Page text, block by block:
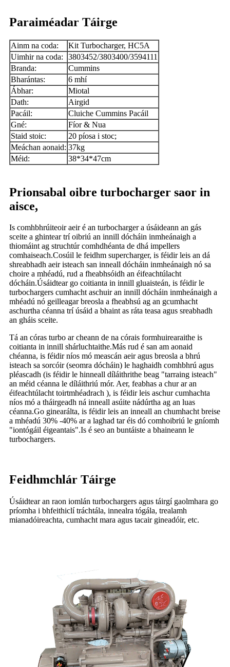
Paraiméadar Táirge
Ainm na coda:
Kit Turbocharger, HC5A
Uimhir na coda:
3803452/3803400/3594111
Branda:
Cummins
Bharántas:
6 mhí
Ábhar:
Miotal
Dath:
Airgid
Pacáil:
Cluiche Cummins Pacáil
Gné:
Fíor & Nua
Staid stoic:
20 píosa i stoc;
Meáchan aonaid: 37kg
Méid:
38*34*47cm
Prionsabal oibre turbocharger saor in
aisce,
Is comhbhrúiteoir aeir é an turbocharger a úsáideann an gás
sceite a ghintear trí oibriú an innill dócháin inmheánaigh a
thiomáint ag struchtúr comhdhéanta de dhá impellers
comhaiseach.Cosúil le feidhm supercharger, is féidir leis an dá
shreabhadh aeir isteach san inneall dócháin inmheánaigh nó sa
choire a mhéadú, rud a fheabhsóidh an éifeachtúlacht
dócháin.Úsáidtear go coitianta in innill gluaisteán, is féidir le
turbochargers cumhacht aschuir an innill dócháin inmheánaigh a
mhéadú nó geilleagar breosla a fheabhsú ag an gcumhacht
aschurtha céanna trí úsáid a bhaint as ráta teasa agus sreabhadh
an gháis sceite.
Tá an córas turbo ar cheann de na córais formhuirearaithe is
coitianta in innill shárluchtaithe.Más rud é san am aonaid
chéanna, is féidir níos mó meascán aeir agus breosla a bhrú
isteach sa sorcóir (seomra dócháin) le haghaidh comhbhrú agus
pléascadh (is féidir le hinneall díláithrithe beag "tarraing isteach"
an méid céanna le díláithriú mór. Aer, feabhas a chur ar an
éifeachtúlacht toirtmhéadrach ), is féidir leis aschur cumhachta
níos mó a tháirgeadh ná inneall asúite nádúrtha ag an luas
céanna.Go ginearálta, is féidir leis an inneall an chumhacht breise
a mhéadú 30% -40% ar a laghad tar éis dó comhoibriú le gníomh
"iontógáil éigeantais".Is é seo an buntáiste a bhaineann le
turbochargers.
Feidhmchlár Táirge
Úsáidtear an raon iomlán turbochargers agus táirgí gaolmhara go
príomha i bhfeithiclí tráchtála, innealra tógála, trealamh
mianadóireachta, cumhacht mara agus tacair gineadóir, etc.